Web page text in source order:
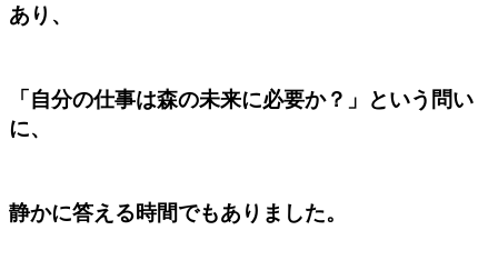
あり、
「自分の仕事は森の未来に必要か？」という問い
に、
静かに答える時間でもありました。